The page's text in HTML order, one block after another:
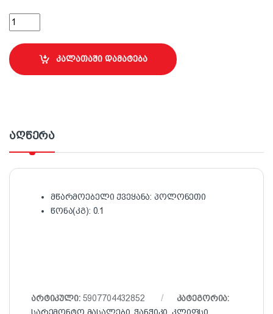
უნივერსალური დუბელი ჭანჭიკით 3.5x35მმ quantity
კალათაში დამატება
აღწერა
მწარმოებელი ქვეყანა: პოლონეთი
წონა(კგ): 0.1
არტიკული: 5907704432852
კატეგორია: